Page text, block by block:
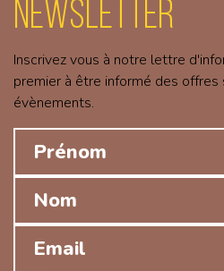
Newsletter
Inscrivez vous à notre lettre
premier à être informé des
évènements.